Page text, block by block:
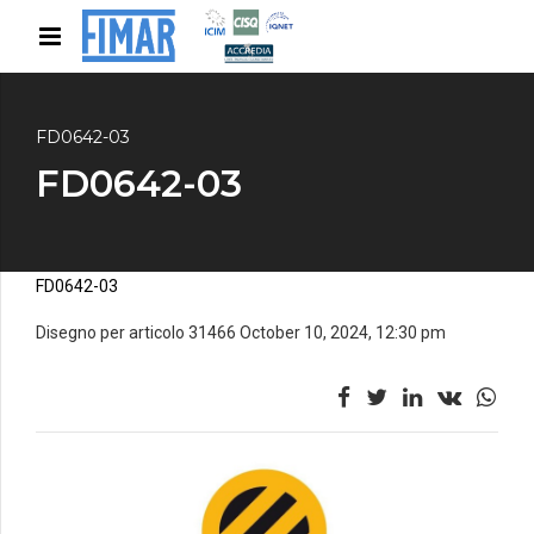
FD0642-03
FD0642-03
FD0642-03
Disegno per articolo 31466 October 10, 2024, 12:30 pm